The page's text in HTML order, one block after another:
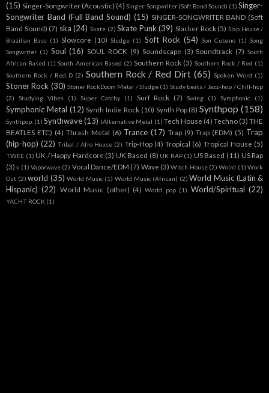
(15) Singer-Songwriter (Acoustic) (4) Singer-Songwriter (Soft Band Sound) (1) Singer-
Songwriter Band (Full Band Sound) (15) SINGER-SONGWRITER BAND (Soft
Band Sound) (7) ska (24) Skate (2) Skate Punk (39) Slacker Rock (5) Slap House /
Brazilian Bass (1) Slowcore (10) Sludge (1) Soft Rock (54) Son Cubano (1) Song
Songwriter (1) Soul (16) SOUL ROCK (9) Soundscape (3) Soundtrack (7) South
African Based (1) South American Based (2) Southern Rock (3) Southern Rock / Red (1)
Southern Rock / Red D (2) Southern Rock / Red Dirt (65) Spoken Word (1)
Stoner Rock (30) Stoner RockDoom Metal / Sludge (1) Study beats / Jazz-hop / Chill-hop
(2)
Studying Vibes (1) Super Catchy (1) Surf Rock (7) Swing (1) Symphonic (1)
Symphonic Metal (12) Synth Indie Rock (10) Synth Pop (8) Synthpop (158)
Synthpop. (1) Synthwave (13) tAlternative Metal (1) Tech House (4) Techno (3) THE
BEATLES ETC) (4) Thrash Metal (6) Trance (17) Trap (9) Trap (EDM) (5) Trap
(hip-hop) (22) Tribal / Afro House (2) Trip-Hop (4) Tropical (6) Tropical House (5)
TWEE (1) UK / Happy Hardcore (3) UK Based (8) UK RAP (1) US Based (11) US Rap
(3) v (1) Vaporwave (2) Vocal Dance/EDM (7) Wave (3) Witch House (2) Wolrd (1) Work
Out (2) world (35) World Music (1) World Music (African) (2) World Music (Latin &
Hispanic) (22) World Music (other) (4) World pop (1) World/Spiritual (22)
YACHT ROCK (1)